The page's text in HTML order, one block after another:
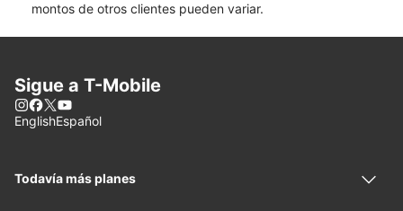
montos de otros clientes pueden variar.